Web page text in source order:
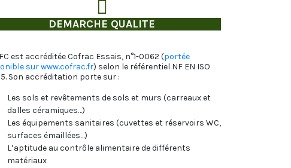
DEMARCHE QUALITE
est accréditée Cofrac Essais, n°1-0062 (portée
sur www.cofrac.fr) selon le référentiel NF EN ISO
Son accréditation porte sur :
Les sols et revêtements de sols et murs (carreaux et
dalles céramiques…)
Les équipements sanitaires (cuvettes et réservoirs WC,
surfaces émaillées…)
L’aptitude au contrôle alimentaire de différents
matériaux